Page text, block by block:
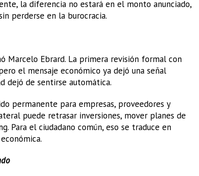
la diferencia no estará en el monto anunciado,
perderse en la burocracia.
Marcelo Ebrard. La primera revisión formal con
el mensaje económico ya dejó una señal
dejó de sentirse automática.
permanente para empresas, proveedores y
puede retrasar inversiones, mover planes de
Para el ciudadano común, eso se traduce en